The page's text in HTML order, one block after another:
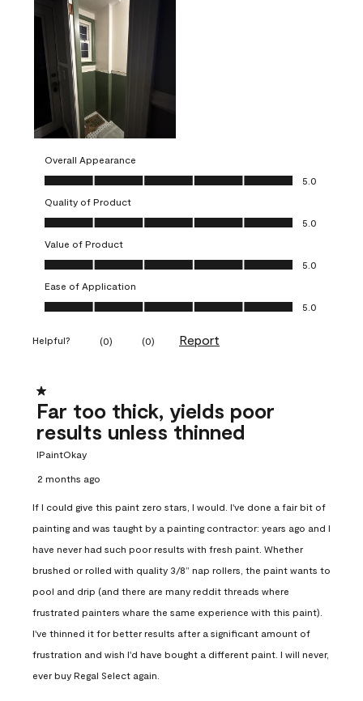
Overall Appearance
Overall Appearance, 5.0 out of 5
5.0
Quality of Product
Quality of Product, 5.0 out of 5
5.0
Value of Product
Value of Product, 5.0 out of 5
5.0
Ease of Application
Ease of Application, 5.0 out of 5
5.0
Helpful? (0) (0) Report
1 out of 5 stars.
Far too thick, yields poor
results unless thinned
IPaintOkay
2 months ago
If I could give this paint zero stars, I would. I've done a fair bit of
painting and was taught by a painting contractor: years ago and I
have never had such poor results with fresh paint. Whether
brushed or rolled with quality 3/8” nap rollers, the paint wants to
pool and drip (and there are many reddit threads where
frustrated painters whare the same experience with this paint).
I've thinned it for better results after a significant amount of
frustration and wish I'd have bought a different paint. I will never,
ever buy Regal Select again.